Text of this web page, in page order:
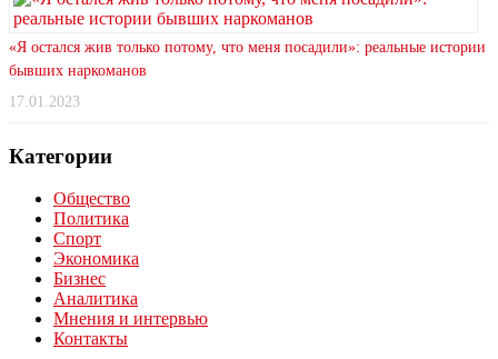
«Я остался жив только потому, что меня посадили»: реальные истории
бывших наркоманов
17.01.2023
Категории
Общество
Политика
Спорт
Экономика
Бизнес
Аналитика
Мнения и интервью
Контакты